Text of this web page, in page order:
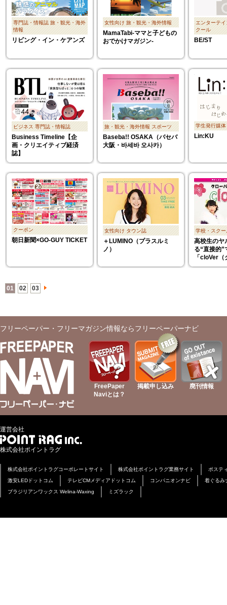
専門誌・情報誌 旅・観光・海外
情報
リビング・イン・ケアンズ
女性向け 旅・観光・海外情報
MamaTabi-ママと子どもの
おでかけマガジン-
エンターテ
クール
BE/ST
ビジネス 専門誌・情報誌
Business Timeline【企
画・クリエイティブ経済
誌】
旅・観光・海外情報 スポーツ
Baseba!! OSAKA（バセバ
大阪・바세바 오사카）
学生発行媒体
Lin:KU
クーポン
朝日新聞×GO-GUY TICKET
女性向け タウン誌
＋LUMINO（プラスルミ
ノ）
学校・スクー
高校生のヤ
る“直接的”
「cloVer
01 02 03
フリーペーパー・フリーマガジン情報ならフリーペーパーナビ
FreePaper
Naviとは？
掲載申し込み 廃刊情報
運営会社
株式会社ポイントラグ
株式会社ポイントラグコーポレートサイト 株式会社ポイントラグ業務サイト
ポステ
激安LEDドットコム
テレビCMメディアドットコム コンパニオンナビ
着ぐるみ
ブラジリアンワックス Welina-Waxing
ミズラック